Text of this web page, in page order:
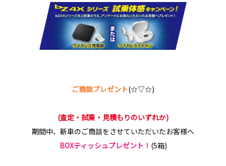
ご商談プレゼント(☆▽☆)
(査定・試乗・見積もりのいずれか)
期間中、新車のご商談をさせていただいたお客様へ
BOXティッシュプレゼント！ (5箱)